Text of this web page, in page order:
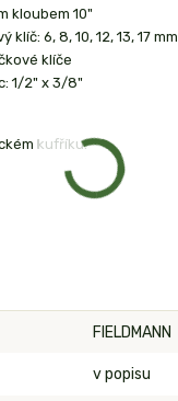
kloubem 10"
6, 8, 10, 12, 13, 17 mm
klíče
1/2" x 3/8"
kufříku.
FIELDMANN
v popisu